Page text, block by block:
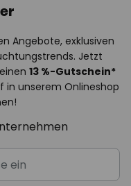
Angebote, exklusiven
Jetzt
13 %-Gutschein*
in unserem Onlineshop